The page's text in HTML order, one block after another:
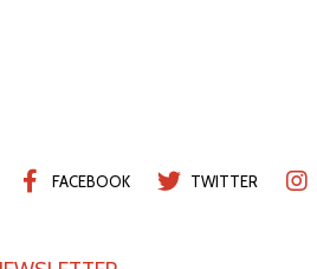
FACEBOOK TWITTER